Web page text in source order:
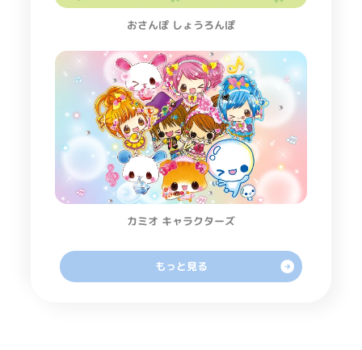
おさんぽ しょうろんぽ
カミオ キャラクターズ
もっと見る